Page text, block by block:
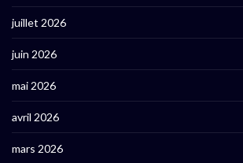
juillet 2026
juin 2026
mai 2026
avril 2026
mars 2026